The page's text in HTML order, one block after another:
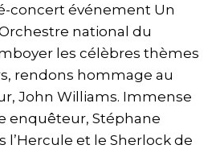
concert événement Un
national du
les célèbres thèmes
rendons hommage au
John Williams. Immense
enquêteur, Stéphane
l’Hercule et le Sherlock de